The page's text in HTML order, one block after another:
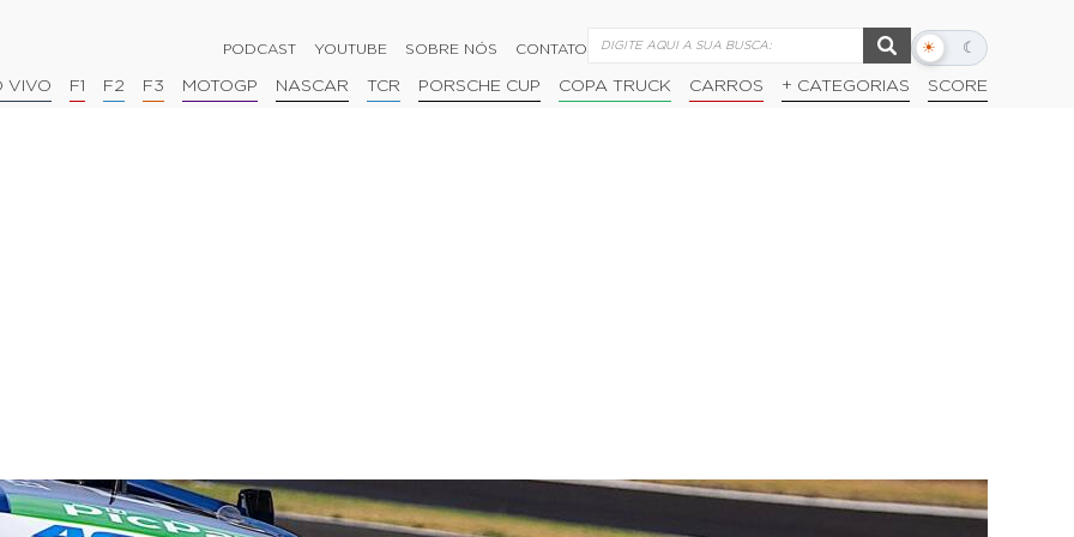
PODCAST YOUTUBE SOBRE NÓS CONTATO ☀ ☾
Alternar
escuro
VIVO F1 F2 F3 MOTOGP NASCAR TCR PORSCHE CUP COPA TRUCK CARROS + CATEGORIAS SCORE